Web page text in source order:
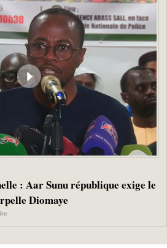
: Aar Sunu république exige le
Diomaye